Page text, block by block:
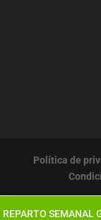
REPARTO
Política de